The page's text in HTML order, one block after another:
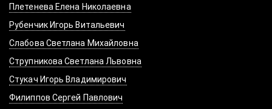
Плетенева Елена Николаевна
Рубенчик Игорь Витальевич
Слабова Светлана Михайловна
Струпникова Светлана Львовна
Стукач Игорь Владимирович
Филиппов Сергей Павлович